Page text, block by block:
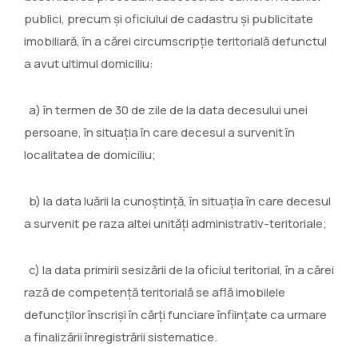
publici, precum şi oficiului de cadastru şi publicitate
imobiliară, în a cărei circumscripţie teritorială defunctul
a avut ultimul domiciliu:
a) în termen de 30 de zile de la data decesului unei
persoane, în situaţia în care decesul a survenit în
localitatea de domiciliu;
b) la data luării la cunoştinţă, în situaţia în care decesul
a survenit pe raza altei unităţi administrativ-teritoriale;
c) la data primirii sesizării de la oficiul teritorial, în a cărei
rază de competenţă teritorială se află imobilele
defuncţilor înscrişi în cărţi funciare înfiinţate ca urmare
a finalizării înregistrării sistematice.